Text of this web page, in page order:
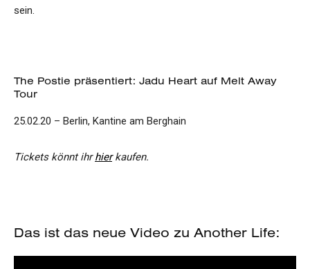
sein.
The Postie präsentiert: Jadu Heart auf Melt Away
Tour
25.02.20 – Berlin, Kantine am Berghain
Tickets könnt ihrhierkaufen.
Das ist das neue Video zu Another Life: